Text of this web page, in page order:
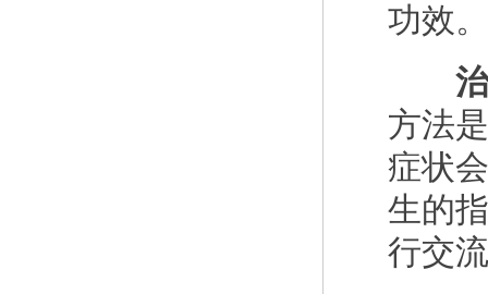
功效。
方法
症状
生的
行交